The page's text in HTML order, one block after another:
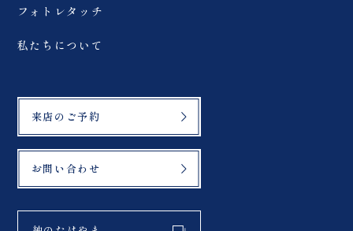
フォトレタッチ
私たちについて
来店のご予約
お問い合わせ